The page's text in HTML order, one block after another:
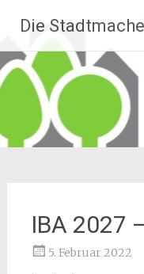
Inhalt
springen
Die
IBA 2027
5. Februar 2022